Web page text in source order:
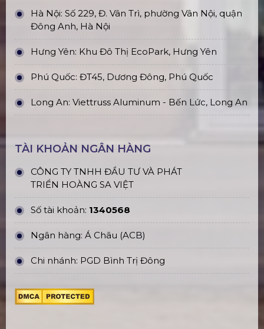
Hà Nội: Số 229, Đ. Vân Trì, phường Vân Nội, quận
Đông Anh, Hà Nội
Hưng Yên: Khu Đô Thị EcoPark, Hưng Yên
Phú Quốc: ĐT45, Dương Đông, Phú Quốc
Long An: Viettruss Aluminum - Bến Lức, Long An
TÀI KHOẢN NGÂN HÀNG
CÔNG TY TNHH ĐẦU TƯ VÀ PHÁT
TRIỂN HOÀNG SA VIỆT
Số tài khoản: 1340568
Ngân hàng: Á Châu (ACB)
Chi nhánh: PGD Bình Trị Đông